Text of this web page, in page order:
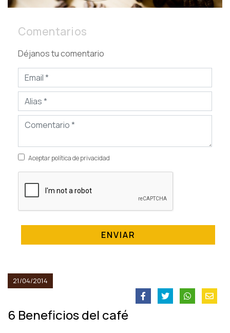
Comentarios
Déjanos tu comentario
Aceptar política de privacidad
ENVIAR
21/04/2014
6 Beneficios del café